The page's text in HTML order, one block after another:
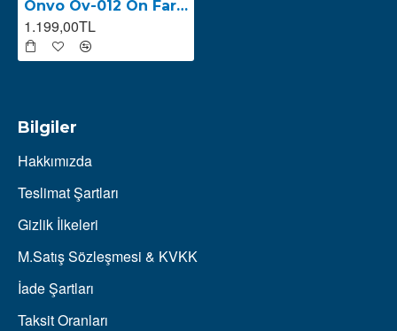
Onvo Ov-012 Ön Far (2023)
1.199,00TL
Bilgiler
Hakkımızda
Teslimat Şartları
Gizlik İlkeleri
M.Satış Sözleşmesi & KVKK
İade Şartları
Taksit Oranları